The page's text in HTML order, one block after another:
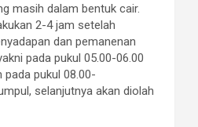
masih dalam bentuk cair.
2-4 jam setelah
dan pemanenan
pada pukul 05.00-06.00
pada pukul 08.00-
selanjutnya akan diolah